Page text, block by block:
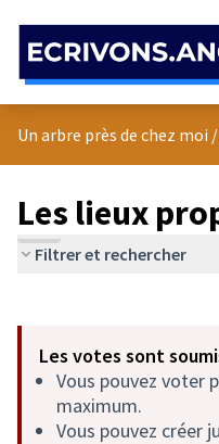
Un arbre près de chez moi /
Les lieux
Filtrer et rechercher
−
Les votes sont
Vous pouvez voter
maximum.
Vous pouvez créer